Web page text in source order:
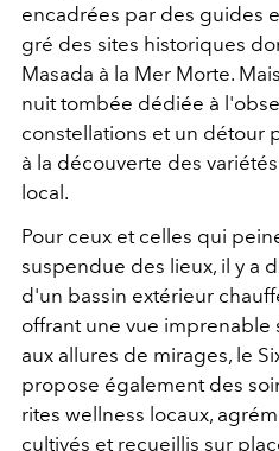
encadrées par des guides
gré des sites historiques
Masada à la Mer Morte.
nuit tombée dédiée à
constellations et un détour
à la découverte des
local.
Pour ceux et celles qui
suspendue des lieux, il y a
d'un bassin extérieur
offrant une vue imprenable
aux allures de mirages, le
propose également des
rites wellness locaux,
cultivés et recueillis sur